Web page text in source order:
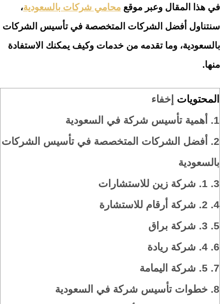
في هذا المقال وعبر موقع محامي شركات بالسعودية،
سنتناول أفضل الشركات المتخصصة في تأسيس الشركات
بالسعودية، وما تقدمه من خدمات وكيف يمكنك الاستفادة
منها.
المحتويات إخفاء
1.
أهمية تأسيس شركة في السعودية
2.
أفضل الشركات المتخصصة في تأسيس الشركات
بالسعودية
3. 1. شركة زين للاستشارات
4. 2. شركة أرقام للاستشارة
5. 3. شركة براق
6. 4. شركة ريادة
7.
5. شركة اليمامة
8. خطوات تأسيس شركة في السعودية